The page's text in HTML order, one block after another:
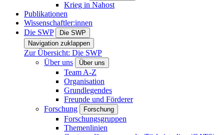
Krieg in Nahost
Publikationen
Wissenschaftler:innen
Die SWP
Die SWP
Navigation zuklappen
Zur Übersicht: Die SWP
Über uns
Über uns
Team A-Z
Organisation
Grundlegendes
Freunde und Förderer
Forschung
Forschung
Forschungsgruppen
Themenlinien